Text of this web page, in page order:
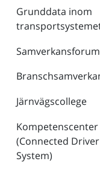
Grunddata inom
Järnvägscollege
Kompetenscenter
(Connected
System)